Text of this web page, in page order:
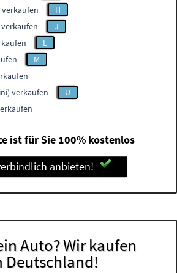
H
J
L
M
verkaufen
U
ist für Sie 100% kostenlos
anbieten!
Auto? Wir kaufen
Deutschland!